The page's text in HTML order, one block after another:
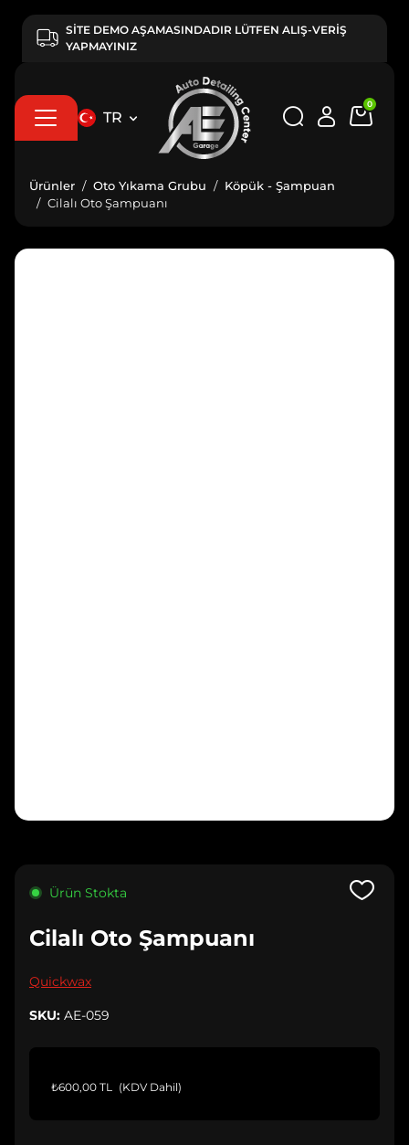
SİTE DEMO AŞAMASINDADIR LÜTFEN ALIŞ-VERİŞ
YAPMAYINIZ
TR
0
Ürünler Oto Yıkama Grubu
Köpük - Şampuan
Cilalı Oto Şampuanı
Ürün Stokta
Cilalı Oto Şampuanı
Quickwax
SKU: AE-059
₺600,00 TL (KDV Dahil)